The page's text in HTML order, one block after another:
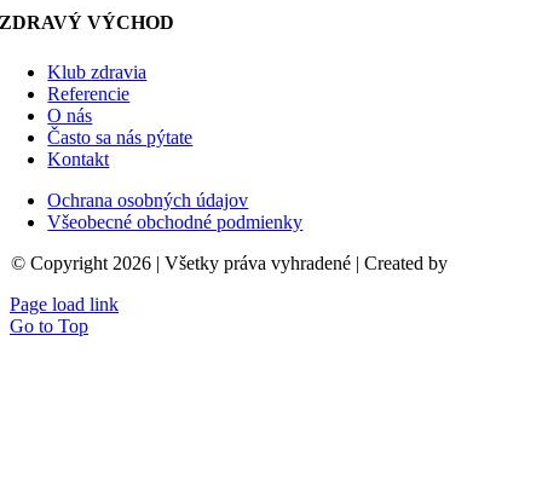
ZDRAVÝ VÝCHOD
Klub zdravia
Referencie
O nás
Často sa nás pýtate
Kontakt
Ochrana osobných údajov
Všeobecné obchodné podmienky
© Copyright 2026 | Všetky práva vyhradené | Created by
Page load link
Go to Top